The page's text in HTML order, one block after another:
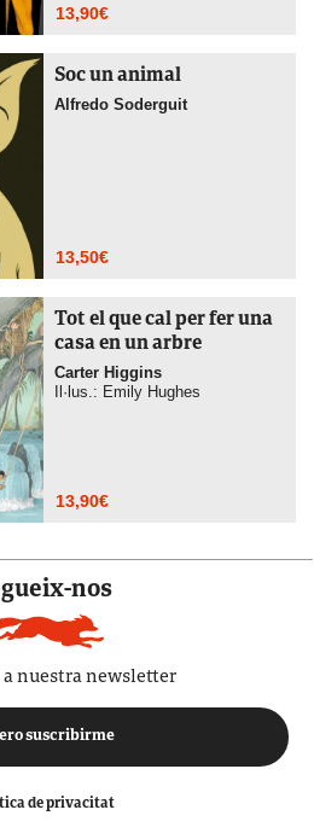
13,90€
Soc un animal
Alfredo Soderguit
13,50€
Tot el que cal per fer una
casa en un arbre
Carter Higgins
Il·lus.: Emily Hughes
13,90€
nos
nuestra newsletter
suscribirme
de privacitat